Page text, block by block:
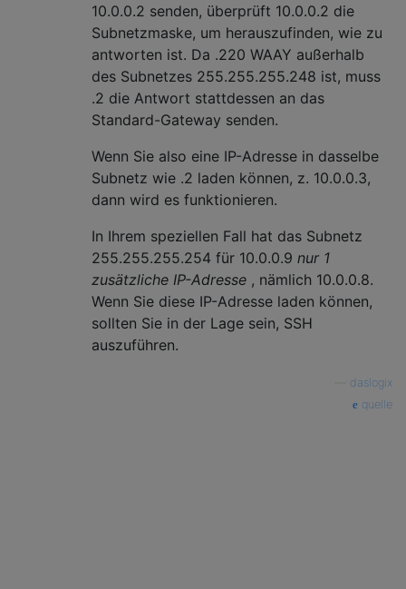
10.0.0.2 senden, überprüft 10.0.0.2 die
Subnetzmaske, um herauszufinden, wie zu
antworten ist. Da .220 WAAY außerhalb
des Subnetzes 255.255.255.248 ist, muss
.2 die Antwort stattdessen an das
Standard-Gateway senden.
Wenn Sie also eine IP-Adresse in dasselbe
Subnetz wie .2 laden können, z. 10.0.0.3,
dann wird es funktionieren.
In Ihrem speziellen Fall hat das Subnetz
255.255.255.254 für 10.0.0.9 nur 1
zusätzliche IP-Adresse , nämlich 10.0.0.8.
Wenn Sie diese IP-Adresse laden können,
sollten Sie in der Lage sein, SSH
auszuführen.
daslogix
quelle